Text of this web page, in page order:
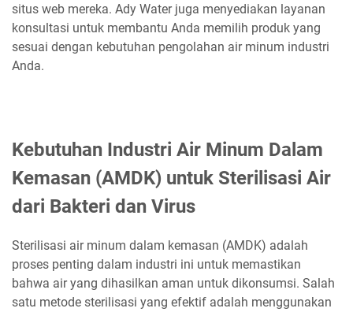
situs web mereka. Ady Water juga menyediakan layanan
konsultasi untuk membantu Anda memilih produk yang
sesuai dengan kebutuhan pengolahan air minum industri
Anda.
Kebutuhan Industri Air Minum Dalam
Kemasan (AMDK) untuk Sterilisasi Air
dari Bakteri dan Virus
Sterilisasi air minum dalam kemasan (AMDK) adalah
proses penting dalam industri ini untuk memastikan
bahwa air yang dihasilkan aman untuk dikonsumsi. Salah
satu metode sterilisasi yang efektif adalah menggunakan